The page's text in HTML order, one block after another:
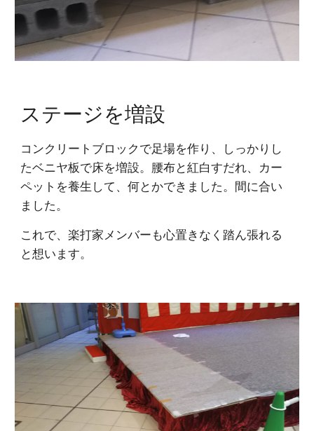
ステージを増設
コンクリートブロックで足場を作り、しっかりし
たベニヤ板で床を増設。腰布と紅白すだれ、カー
ペットを養生して、何とかできました。間に合い
ました。
これで、楽打家メンバーも心置きなく踏ん張れる
と想います。